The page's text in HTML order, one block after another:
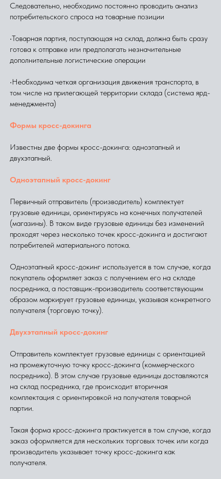
Следовательно, необходимо постоянно проводить анализ
потребительского спроса на товарные позиции
•Товарная партия, поступающая на склад, должна быть сразу
готова к отправке или предполагать незначительные
дополнительные логистические операции
•Необходима четкая организация движения транспорта, в
том числе на прилегающей территории склада (система ярд-
менеджмента)
Формы кросс-докинга
Известны две формы кросс-докинга: одноэтапный и
двухэтапный.
Одноэтапный кросс-докинг
Первичный отправитель (производитель) комплектует
грузовые единицы, ориентируясь на конечных получателей
(магазины). В таком виде грузовые единицы без изменений
проходят через несколько точек кросс-докинга и достигают
потребителей материального потока.
Одноэтапный кросс-докинг используется в том случае, когда
покупатель оформляет заказ с получением его на складе
посредника, а поставщик-производитель соответствующим
образом маркирует грузовые единицы, указывая конкретного
получателя (торговую точку).
Двухэтапный кросс-докинг
Отправитель комплектует грузовые единицы с ориентацией
на промежуточную точку кросс-докинга (коммерческого
посредника). В этом случае грузовые единицы доставляются
на склад посредника, где происходит вторичная
комплектация с ориентировкой на получателя товарной
партии.
Такая форма кросс-докинга практикуется в том случае, когда
заказ оформляется для нескольких торговых точек или когда
производитель указывает точку кросс-докинга как
получателя.